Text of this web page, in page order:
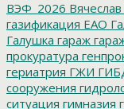
ВЭФ_2026
газификация ЕАО
Галушка гараж
прокуратура
гериатрия ГЖИ
сооружения
ситуация гимназия